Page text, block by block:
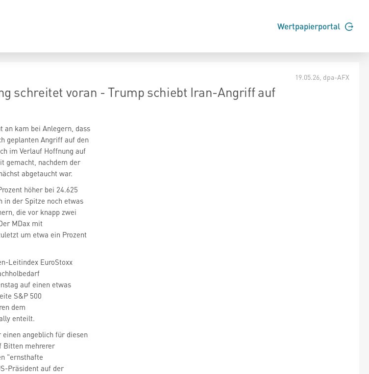
Wertpapierportal
19.05.26 , dpa-AFX
schreitet voran - Trump schiebt Iran-Angriff auf
an kam bei Anlegern, dass
geplanten Angriff auf den
im Verlauf Hoffnung auf
gemacht, nachdem der
abgetaucht war.
höher bei 24.625
in der Spitze noch etwas
die vor knapp zwei
MDax mit
um etwa ein Prozent
auf einen etwas
S&P 500
dem
enteilt.
einen angeblich für diesen
Bitten mehrerer
"ernsthafte
Präsident auf der